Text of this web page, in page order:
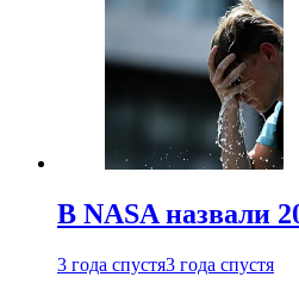
В NASA назвали
3 года спустя3 года спустя